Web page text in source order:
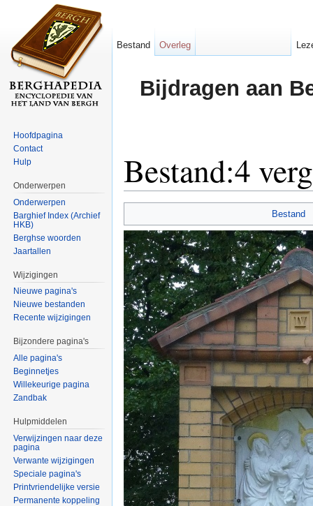
Bijdragen aan
Bestand:4
Bestand
Bestand Overleg
Hoofdpagina
Contact
Hulp
Onderwerpen
Onderwerpen
Barghief Index (Archief
HKB)
Berghse woorden
Jaartallen
Wijzigingen
Nieuwe pagina's
Nieuwe bestanden
Recente wijzigingen
Bijzondere pagina's
Alle pagina's
Beginnetjes
Willekeurige pagina
Zandbak
Hulpmiddelen
Verwijzingen naar deze
pagina
Verwante wijzigingen
Speciale pagina's
Printvriendelijke versie
Permanente koppeling